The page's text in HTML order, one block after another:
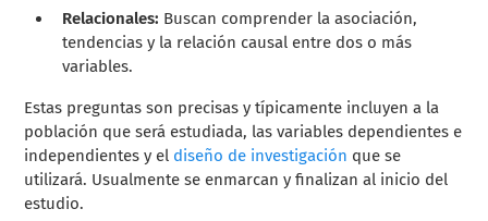
Relacionales: Buscan comprender la asociación,
tendencias y la relación causal entre dos o más
variables.
Estas preguntas son precisas y típicamente incluyen a la
población que será estudiada, las variables dependientes e
independientes y el diseño de investigación que se
utilizará. Usualmente se enmarcan y finalizan al inicio del
estudio.